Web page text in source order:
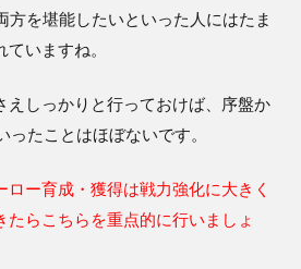
方を堪能したいといった人にはたま
いますね。
えしっかりと行っておけば、序盤か
たことはほぼないです。
ロー育成・獲得は戦力強化に大きく
らこちらを重点的に行いましょ